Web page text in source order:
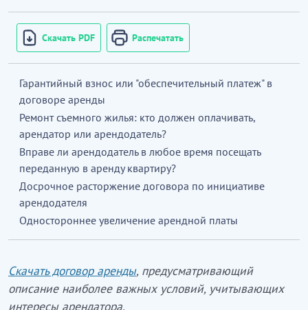
Скачать PDF Распечатать
Гарантийный взнос или "обеспечительный платеж" в
договоре аренды
Ремонт съемного жилья: кто должен оплачивать,
арендатор или арендодатель?
Вправе ли арендодатель в любое время посещать
переданную в аренду квартиру?
Досрочное расторжение договора по инициативе
арендодателя
Одностороннее увеличение арендной платы
Скачать договор аренды, предусматривающий
описание наиболее важных условий, учитывающих
интересы арендатора.